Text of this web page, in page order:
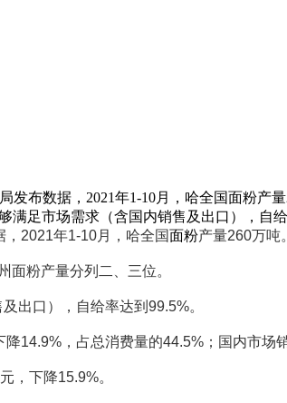
数据，2021年1-10月，哈全国面粉产
足市场需求（含国内销售及出口），自
2021年1-10月，哈全国面粉产量260万吨。
面粉产量分列二、三位。
出口），自给率达到99.5%。
14.9%，占总消费量的44.5%；国内市场
，下降15.9%。